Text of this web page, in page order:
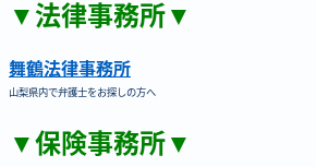
▼法律事務所▼
舞鶴法律事務所
山梨県内で弁護士をお探しの方へ
▼保険事務所▼